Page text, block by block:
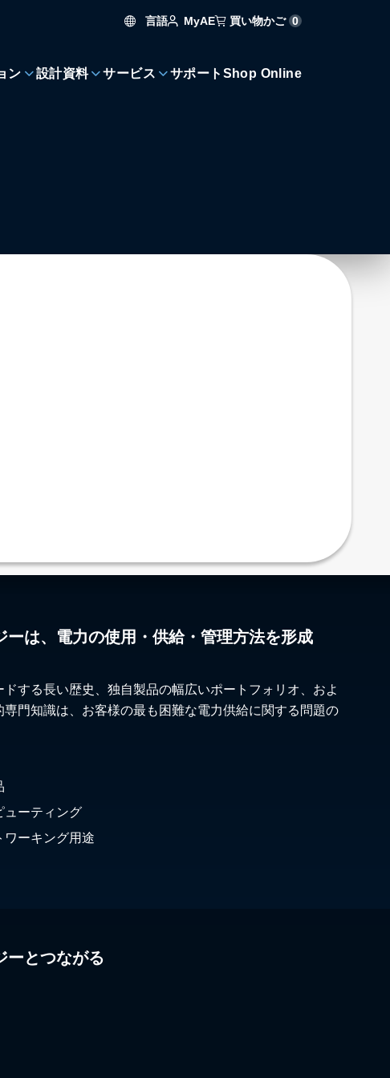
言語 MyAE 買い物かご 0
ン 設計資料 サービス サポート Shop Online
ーは、電力の使用・供給・管理方法を形成
する長い歴史、独自製品の幅広いポートフォリオ、およ
門知識は、お客様の最も困難な電力供給に関する問題の
ューティング
ワーキング用途
ーとつながる